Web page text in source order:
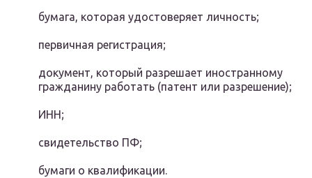
бумага, которая удостоверяет личность;
первичная регистрация;
документ, который разрешает иностранному
гражданину работать (патент или разрешение);
ИНН;
свидетельство ПФ;
бумаги о квалификации.